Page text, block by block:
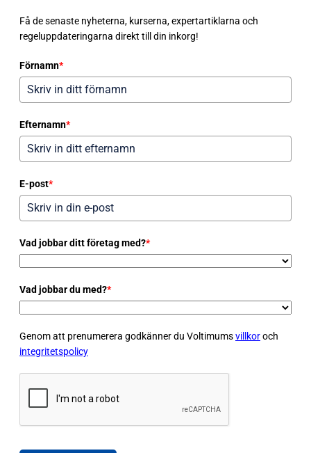
Få de senaste nyheterna, kurserna, expertartiklarna och
regeluppdateringarna direkt till din inkorg!
Förnamn*
Efternamn*
E-post*
Vad jobbar ditt företag med?*
Vad jobbar du med?*
Genom att prenumerera godkänner du Voltimumsvillkoroch
integritetspolicy